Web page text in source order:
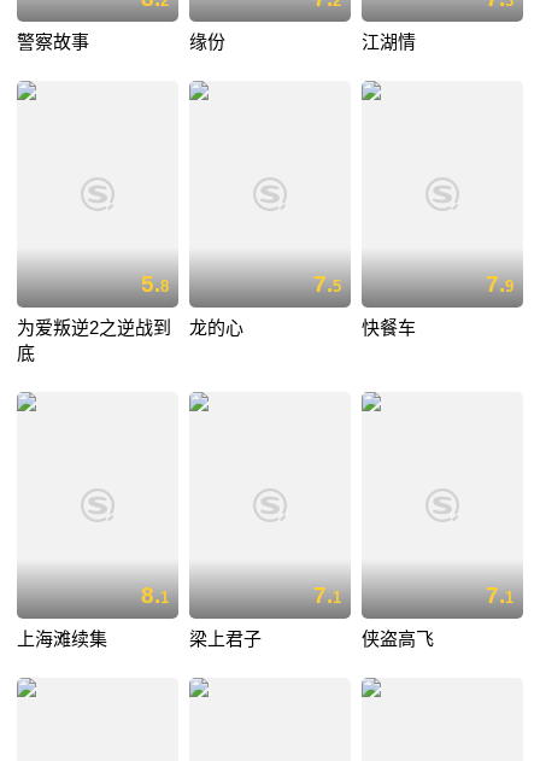
警察故事 缘份 江湖情
5.8
为爱叛逆2之逆战到
底
7.5
龙的心
7.9
快餐车
8.1
上海滩续集
7.1
梁上君子
7.1
侠盗高飞